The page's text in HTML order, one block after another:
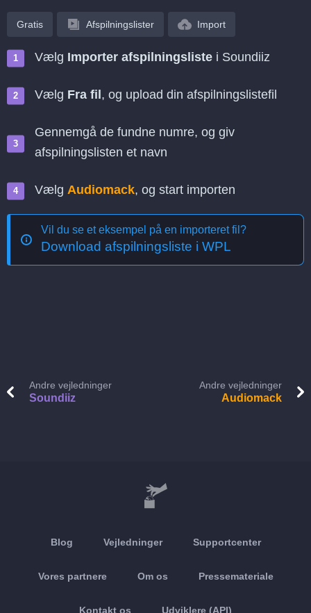
Gratis Afspilningslister Import
Vælg Importer afspilningsliste i Soundiiz
Vælg Fra fil , og upload din afspilningslistefil
Gennemgå de fundne numre, og giv
afspilningslisten et navn
Vælg Audiomack, og start importen
Vil du se et eksempel på en importeret fil?
Download afspilningsliste i WPL
Andre vejledninger
Soundiiz
Andre vejledninger
Audiomack
Blog Vejledninger Supportcenter
Vores partnere Om os Pressemateriale
Kontakt os Udviklere (API)